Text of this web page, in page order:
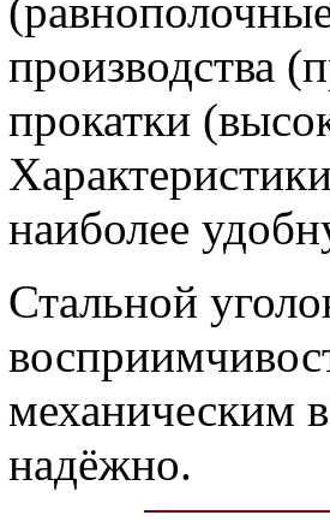
производства
прокатки
наиболее
Стальной
механическим
надёжно.